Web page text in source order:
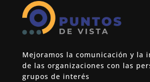
Mejoramos la comunicación y la
de las organizaciones con las
grupos de interés